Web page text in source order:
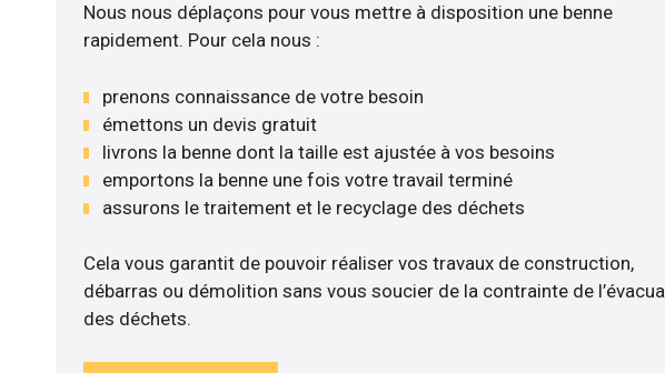
Nous nous déplaçons pour vous mettre à disposition une benne
rapidement. Pour cela nous :
prenons connaissance de votre besoin
émettons un devis gratuit
livrons la benne dont la taille est ajustée à vos besoins
emportons la benne une fois votre travail terminé
assurons le traitement et le recyclage des déchets
Cela vous garantit de pouvoir réaliser vos travaux de construction,
débarras ou démolition sans vous soucier de la contrainte de
des déchets.